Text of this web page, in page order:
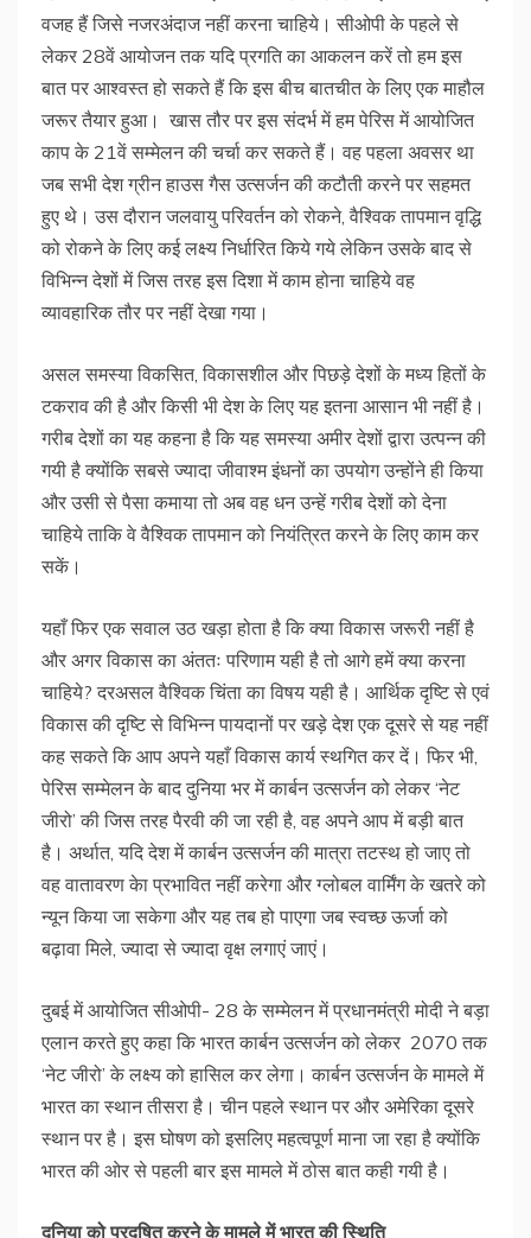
वजह हैं जिसे नजरअंदाज नहीं करना चाहिये। सीओपी के पहले से
लेकर 28वें आयोजन तक यदि प्रगति का आकलन करें तो हम इस
बात पर आश्वस्त हो सकते हैं कि इस बीच बातचीत के लिए एक माहौल
जरूर तैयार हुआ। खास तौर पर इस संदर्भ में हम पेरिस में आयोजित
काप के 21वें सम्मेलन की चर्चा कर सकते हैं। वह पहला अवसर था
जब सभी देश ग्रीन हाउस गैस उत्सर्जन की कटौती करने पर सहमत
हुए थे। उस दौरान जलवायु परिवर्तन को रोकने, वैश्विक तापमान वृद्धि
को रोकने के लिए कई लक्ष्य निर्धारित किये गये लेकिन उसके बाद से
विभिन्न देशों में जिस तरह इस दिशा में काम होना चाहिये वह
व्यावहारिक तौर पर नहीं देखा गया।
असल समस्या विकसित, विकासशील और पिछड़े देशों के मध्य हितों के
टकराव की है और किसी भी देश के लिए यह इतना आसान भी नहीं है।
गरीब देशों का यह कहना है कि यह समस्या अमीर देशों द्वारा उत्पन्न की
गयी है क्योंकि सबसे ज्यादा जीवाश्म इंधनों का उपयोग उन्होंने ही किया
और उसी से पैसा कमाया तो अब वह धन उन्हें गरीब देशों को देना
चाहिये ताकि वे वैश्विक तापमान को नियंत्रित करने के लिए काम कर
सकें।
यहाँ फिर एक सवाल उठ खड़ा होता है कि क्या विकास जरूरी नहीं है
और अगर विकास का अंततः परिणाम यही है तो आगे हमें क्या करना
चाहिये? दरअसल वैश्विक चिंता का विषय यही है। आर्थिक दृष्टि से एवं
विकास की दृष्टि से विभिन्न पायदानों पर खड़े देश एक दूसरे से यह नहीं
कह सकते कि आप अपने यहाँ विकास कार्य स्थगित कर दें। फिर भी,
पेरिस सम्मेलन के बाद दुनिया भर में कार्बन उत्सर्जन को लेकर ‘नेट
जीरो’ की जिस तरह पैरवी की जा रही है, वह अपने आप में बड़ी बात
है। अर्थात, यदि देश में कार्बन उत्सर्जन की मात्रा तटस्थ हो जाए तो
वह वातावरण केा प्रभावित नहीं करेगा और ग्लोबल वार्मिंग के खतरे को
न्यून किया जा सकेगा और यह तब हो पाएगा जब स्वच्छ ऊर्जा को
बढ़ावा मिले, ज्यादा से ज्यादा वृक्ष लगाएं जाएं।
दुबई में आयोजित सीओपी- 28 के सम्मेलन में प्रधानमंत्री मोदी ने बड़ा
एलान करते हुए कहा कि भारत कार्बन उत्सर्जन को लेकर 2070 तक
‘नेट जीरो’ के लक्ष्य को हासिल कर लेगा। कार्बन उत्सर्जन के मामले में
भारत का स्थान तीसरा है। चीन पहले स्थान पर और अमेरिका दूसरे
स्थान पर है। इस घोषण को इसलिए महत्वपूर्ण माना जा रहा है क्योंकि
भारत की ओर से पहली बार इस मामले में ठोस बात कही गयी है।
दुनिया को प्रदूषित करने के मामले में भारत की स्थिति